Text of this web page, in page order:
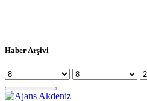
Haber Arşivi